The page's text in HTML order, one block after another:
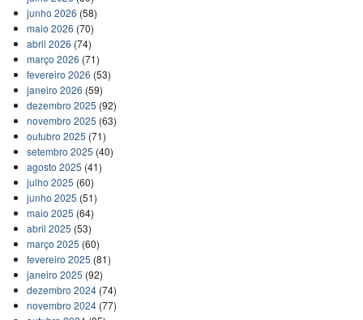
junho 2026 (58)
maio 2026 (70)
abril 2026 (74)
março 2026 (71)
fevereiro 2026 (53)
janeiro 2026 (59)
dezembro 2025 (92)
novembro 2025 (63)
outubro 2025 (71)
setembro 2025 (40)
agosto 2025 (41)
julho 2025 (60)
junho 2025 (51)
maio 2025 (64)
abril 2025 (53)
março 2025 (60)
fevereiro 2025 (81)
janeiro 2025 (92)
dezembro 2024(74)
novembro 2024(77)